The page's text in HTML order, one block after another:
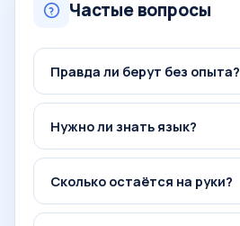
Частые вопросы
Правда ли берут без опыта?
Нужно ли знать язык?
Сколько остаётся на руки?